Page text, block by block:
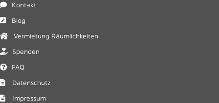
Kontakt
Blog
Vermietung Räumlichkeiten
Spenden
FAQ
Datenschutz
Impressum